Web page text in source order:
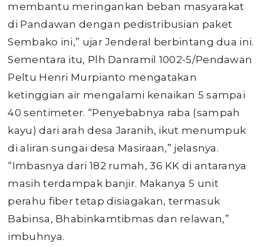
membantu meringankan beban masyarakat
di Pandawan dengan pedistribusian paket
Sembako ini,” ujar Jenderal berbintang dua ini.
Sementara itu, Plh Danramil 1002-5/Pendawan
Peltu Henri Murpianto mengatakan
ketinggian air mengalami kenaikan 5 sampai
40 sentimeter. “Penyebabnya raba (sampah
kayu) dari arah desa Jaranih, ikut menumpuk
di aliran sungai desa Masiraan,” jelasnya.
“Imbasnya dari 182 rumah, 36 KK di antaranya
masih terdampak banjir. Makanya 5 unit
perahu fiber tetap disiagakan, termasuk
Babinsa, Bhabinkamtibmas dan relawan,”
imbuhnya.